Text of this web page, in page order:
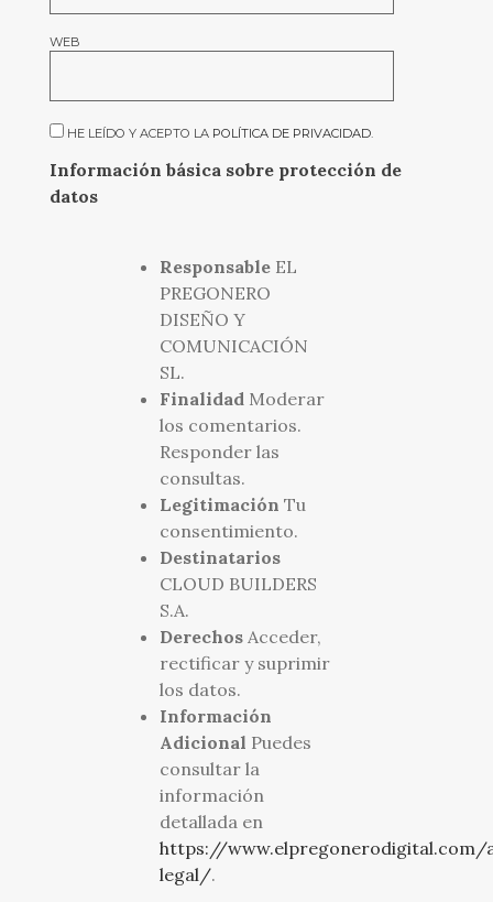
WEB
HE LEÍDO Y ACEPTO LA POLÍTICA DE PRIVACIDAD.
Información básica sobre protección de
datos
ResponsableEL
PREGONERO
DISEÑO Y
COMUNICACIÓN
SL.
FinalidadModerar
los comentarios.
Responder las
consultas.
Legitimación Tu
consentimiento.
Destinatarios
CLOUD BUILDERS
S.A.
DerechosAcceder,
rectificar y suprimir
los datos.
Información
Adicional Puedes
consultar la
información
detallada en
https://www.elpregonerodigital.com/
legal/.